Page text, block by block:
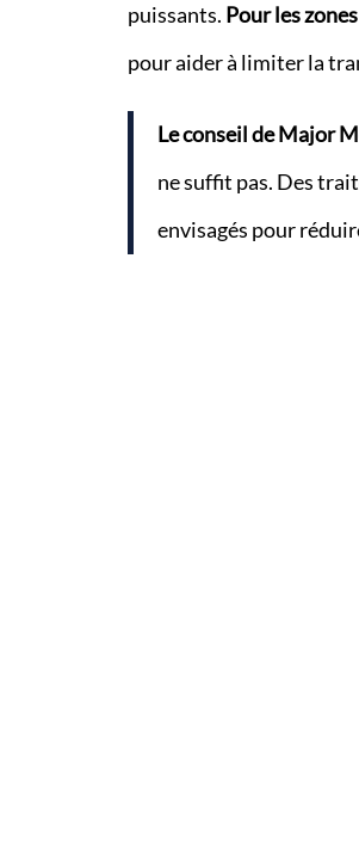
puissants. Pour les
pour aider à limiter la
Le conseil de Major
ne suffit pas. Des
envisagés pour